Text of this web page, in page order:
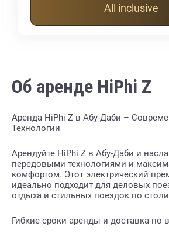
All inclusive
Об аренде HiPhi Z
Аренда HiPhi Z в Абу-Даби –
Технологии
Арендуйте HiPhi Z в Абу-Даби и
передовыми технологиями и
комфортом. Этот электрический
идеально подходит для деловых
отдыха и стильных поездок по
Гибкие сроки аренды и доставка по